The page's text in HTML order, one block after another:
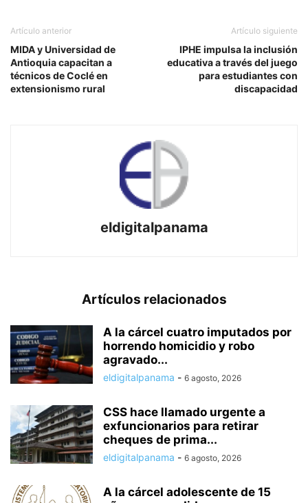
Artículo anterior
MIDA y Universidad de
Antioquia capacitan a
técnicos de Coclé en
extensionismo rural
Artículo siguiente
IPHE impulsa la inclusión
educativa a través del juego
para estudiantes con
discapacidad
eldigitalpanama
Artículos relacionados
A la cárcel cuatro imputados por
horrendo homicidio y robo
agravado...
eldigitalpanama - 6 agosto, 2026
CSS hace llamado urgente a
exfuncionarios para retirar
cheques de prima...
eldigitalpanama - 6 agosto, 2026
A la cárcel adolescente de 15